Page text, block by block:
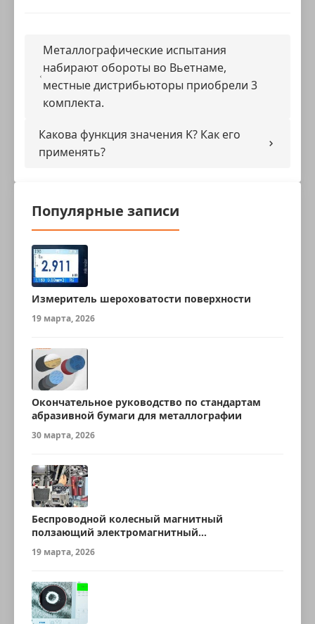
Металлографические испытания
набирают обороты во Вьетнаме,
местные дистрибьюторы приобрели 3
комплекта.
Какова функция значения K? Как его
применять?
Популярные записи
Измеритель шероховатости поверхности
19 марта, 2026
Окончательное руководство по стандартам
абразивной бумаги для металлографии
30 марта, 2026
Беспроводной колесный магнитный
ползающий электромагнитный
ультразвуковой робот для измерения
толщины
19 марта, 2026